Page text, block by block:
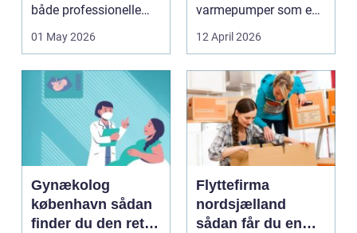
både professionelle
køkkenhaver og større
landbrugspro...
01 May 2026
varmepumper som en
vej til lavere
varmeregnin...
12 April 2026
Gynækolog
københavn sådan
finder du den rette
Flyttefirma
nordsjælland
sådan får du en